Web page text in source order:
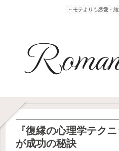
～モテよりも恋愛・
『復縁の心理学テク
が成功の秘訣